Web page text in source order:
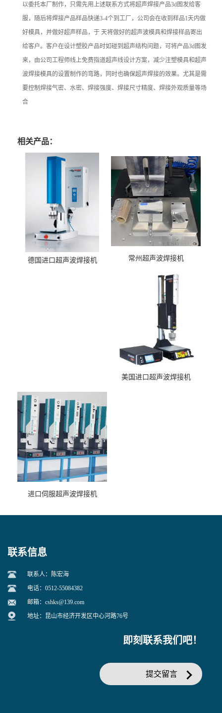
以委托本厂制作，只需先用上述联系方式将超声焊接产品3d图发给客
服，随后将焊接产品样品快递3-4个到工厂，公司会在收到样品1天内做
好模具，并做好超声样品，于 天将做好的超声波模具和焊接样品寄出
给客户。客户在设计塑胶产品时如碰到超声结构问题，可将产品3d图发
来，由公司工程师线上免费指道超声线设计方案，减少注塑模具和超声
波焊接模具的设置制作的弯路，同时也确保超声焊接的效果。尤其是需
要控制焊接气密、水密、焊接强度、焊接尺寸精度、焊接外观质量等场
合
相关产品：
德国进口超声波焊接机 常州超声波焊接机
美国进口超声波焊接机
进口伺服超声波焊接机
联系信息
联系人：陈宏海
电话：0512-55084382
邮箱： cshks@139.com
地址：昆山市经济开发区中心河路76号
即刻联系我们吧！
提交留言